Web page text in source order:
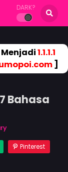
DARK?
Menjadi1.1.1.1
]
Bahasa
Pinterest